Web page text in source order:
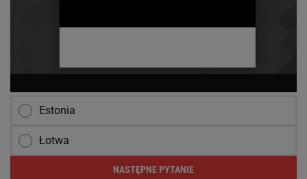
Estonia
Łotwa
NASTĘPNE PYTANIE